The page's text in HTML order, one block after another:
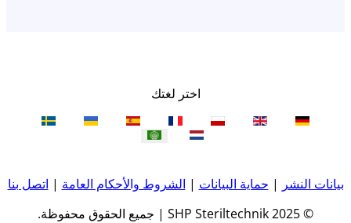
اختر لغتك
بيانات النشر | حماية البيانات | الشروط والأحكام العامة | اتصل بنا
© 2025 SHP Steriltechnik | جميع الحقوق محفوظة.